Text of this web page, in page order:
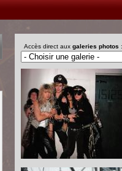
Accès direct aux galeries photos :